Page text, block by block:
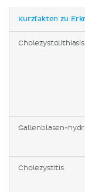
Kurzfakten zu
Cholezystolithiasis
Gallenblasen-
Cholezystitis